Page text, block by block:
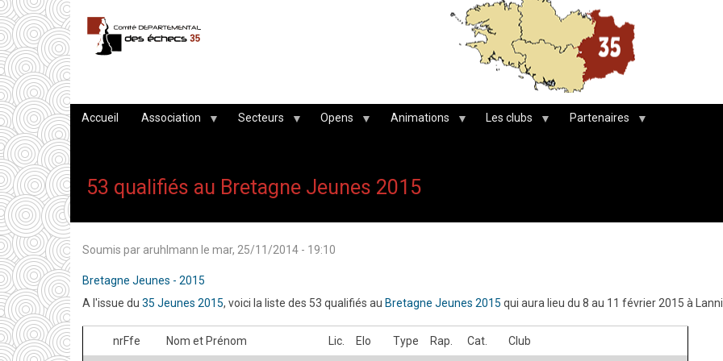
Aller
au
contenu
principal
Accueil Association Secteurs Opens Animations Les clubs Partenaires
53 qualifiés au Bretagne Jeunes 2015
Soumis par aruhlmann le mar, 25/11/2014 - 19:10
Bretagne Jeunes - 2015
A l'issue du 35 Jeunes 2015, voici la liste des 53 qualifiés au Bretagne Jeunes 2015 qui aura lieu du 8 au 11 février 2015 à
nrFfe Nom et Prénom Lic. Elo Type Rap. Cat. Club